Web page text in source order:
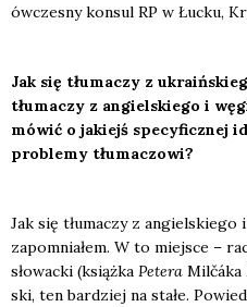
ówcze­sny kon­sul RP w Łuc­ku,
Jak się tłu­ma­czy z
tłu­ma­czy z angiel­skie­go i
mówić o jakiejś spe­cy­ficz­nej
pro­ble­my tłu­ma­czo­wi?
Jak się tłu­ma­czy z
zapo­mnia­łem. W to miej­sce –
sło­wac­ki (książ­ka Pete­ra Milčáka
ski, ten bar­dziej na sta­łe.